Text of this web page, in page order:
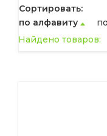
системы
Сортировать:
по алфавиту
Найдено товаров: